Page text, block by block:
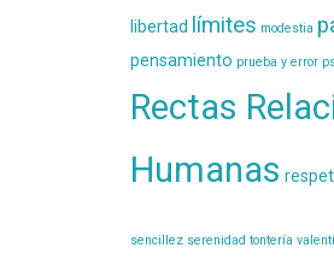
libertad límites modestia
pensamiento prueba y error
Rectas
Humanas
sencillez serenidad tontería